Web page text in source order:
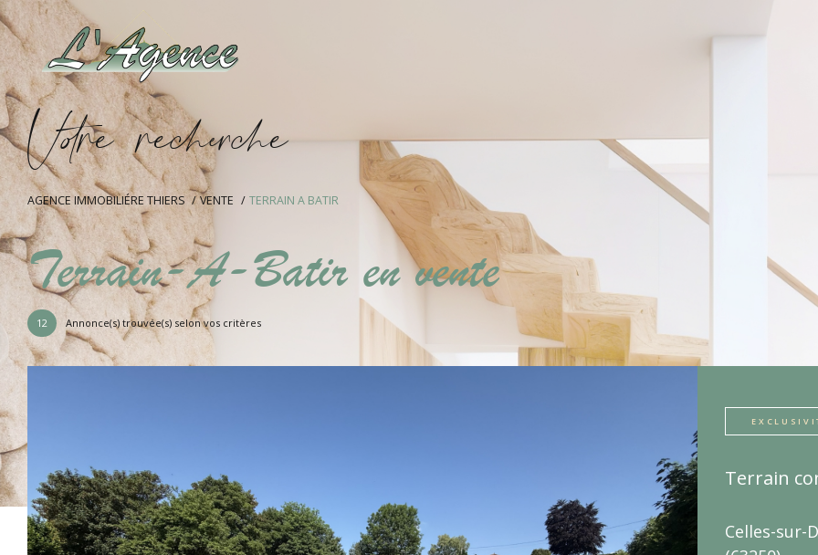
Vore recece
AGENCE IMMOBILIÉRE THIERS VENTE TERRAIN A BATIR
Terrain-A-Batir en vente
12 Annonce(s) trouvée(s) selon vos critères
Terrain
Celles-sur-